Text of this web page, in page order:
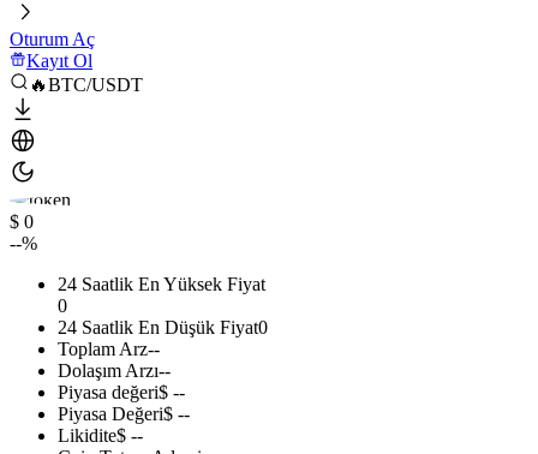
Oturum Aç
Kayıt Ol
🔥BTC/USDT
$ 0
--%
24 Saatlik En Yüksek Fiyat
0
24 Saatlik En Düşük Fiyat0
Toplam Arz--
Dolaşım Arzı--
Piyasa değeri$ --
Piyasa Değeri$ --
Likidite$ --